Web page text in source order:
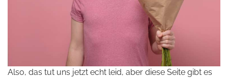
Also, das tut uns jetzt echt leid, aber diese Seite gibt es